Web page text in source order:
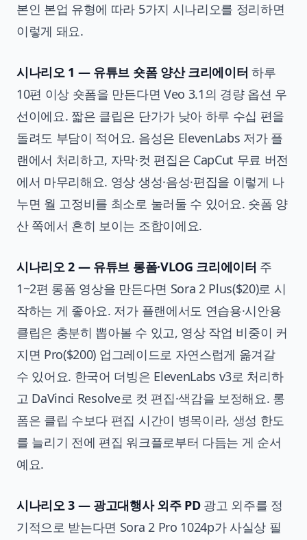
본인 본업 유형에 따라 5가지 시나리오를 정리하면
이렇게 돼요.
시나리오 1 — 유튜브 숏폼 양산 크리에이터 하루
10편 이상 숏폼을 만든다면 Veo 3.1의 경량 옵션 우
선이에요. 짧은 클립은 단가가 낮아 하루 수십 편을
돌려도 부담이 적어요. 음성은 ElevenLabs 저가 플
랜에서 처리하고, 자막·컷 편집은 CapCut 무료 버전
에서 마무리해요. 영상 생성·음성·편집을 이렇게 나
누면 월 고정비를 최소로 눌러둘 수 있어요. 숏폼 양
산 쪽에서 흔히 보이는 조합이에요.
시나리오 2 — 유튜브 롱폼·VLOG 크리에이터 주
1~2편 롱폼 영상을 만든다면 Sora 2 Plus($20)로 시
작하는 게 좋아요. 저가 플랜에서도 연습용·시안용
클립은 충분히 뽑아볼 수 있고, 영상 작업 비중이 커
지면 Pro($200) 업그레이드로 자연스럽게 옮겨갈
수 있어요. 한국어 더빙은 ElevenLabs v3로 처리하
고 DaVinci Resolve로 컷 편집·색감을 보정해요. 롱
폼은 클립 수보다 편집 시간이 병목이라, 생성 한도
를 늘리기 전에 편집 워크플로부터 다듬는 게 순서
예요.
시나리오 3 — 광고대행사 외주 PD광고 외주를 정
기적으로 받는다면 Sora 2 Pro 1024p가 사실상 필